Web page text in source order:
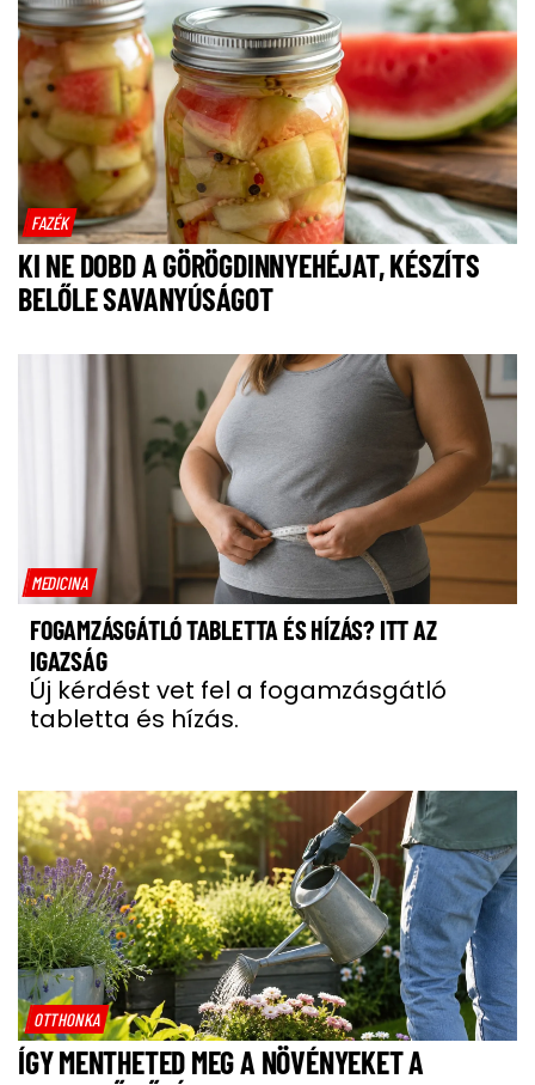
FAZÉK
KI NE DOBD A GÖRÖGDINNYEHÉJAT, KÉSZÍTS
BELŐLE SAVANYÚSÁGOT
MEDICINA
FOGAMZÁSGÁTLÓ TABLETTA ÉS HÍZÁS? ITT AZ
IGAZSÁG
Új kérdést vet fel a fogamzásgátló
tabletta és hízás.
OTTHONKA
ÍGY MENTHETED MEG A NÖVÉNYEKET A